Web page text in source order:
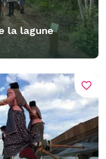
la lagune
favorite_border